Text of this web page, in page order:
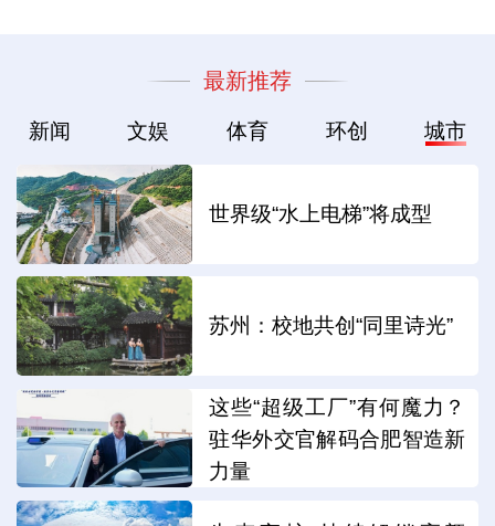
最新推荐
新闻 文娱 体育 环创 城市
世界级“水上电梯”将成型
苏州：校地共创“同里诗光”
这些“超级工厂”有何魔力？
驻华外交官解码合肥智造新
力量